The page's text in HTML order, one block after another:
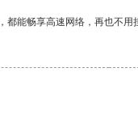
能畅享高速网络，再也不